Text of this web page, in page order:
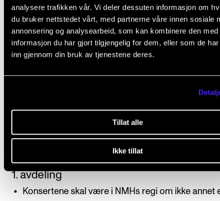
analysere trafikken vår. Vi deler dessuten informasjon om
du bruker nettstedet vårt, med partnerne våre innen sosiale
annonsering og analysearbeid, som kan kombinere den med
informasjon du har gjort tilgjengelig for dem, eller som de
inn gjennom din bruk av tjenestene deres.
Tillat alle
Ikke tillat
Arbeidskrav
1. Obligatorisk deltagelse på forum og
Protokoll føres av koordinator/faglærer.
1. avdeling
Konsertene skal være i NMHs regi om ikke annet